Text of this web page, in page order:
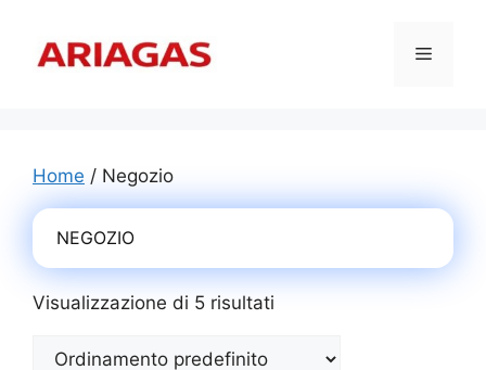
contenuto
Menu
Home / Negozio
NEGOZIO
Visualizzazione di 5 risultati